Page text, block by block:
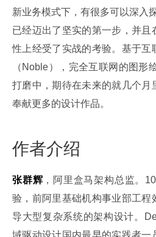
新业务模式下，有很多可以深入
已经迈出了坚实的第一步，并且
性上经受了实战的考验。基于互
（Noble），完全互联网的图形
打磨中，期待在未来的就几个月
奉献更多的设计作品。
作者介绍
张群辉 ，阿里盒马架构总监。
验，前阿里基础机构事业部工程
导大型复杂系统的架构设计。
域驱动设计国内最早的实践者一